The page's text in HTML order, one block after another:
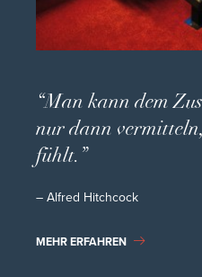
“Man kann dem
nur dann
fühlt.”
– Alfred Hitchcock
MEHR ERFAHREN